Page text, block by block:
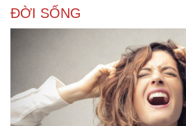
ĐỜI SỐNG